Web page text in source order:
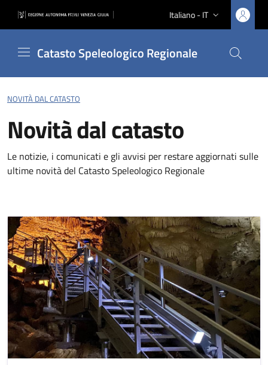
Lingua attiva:
Italiano - IT
Catasto Speleologico Regionale Cerca
NOVITÀ DAL CATASTO
Novità dal catasto
Le notizie, i comunicati e gli avvisi per restare aggiornati sulle
ultime novità del Catasto Speleologico Regionale